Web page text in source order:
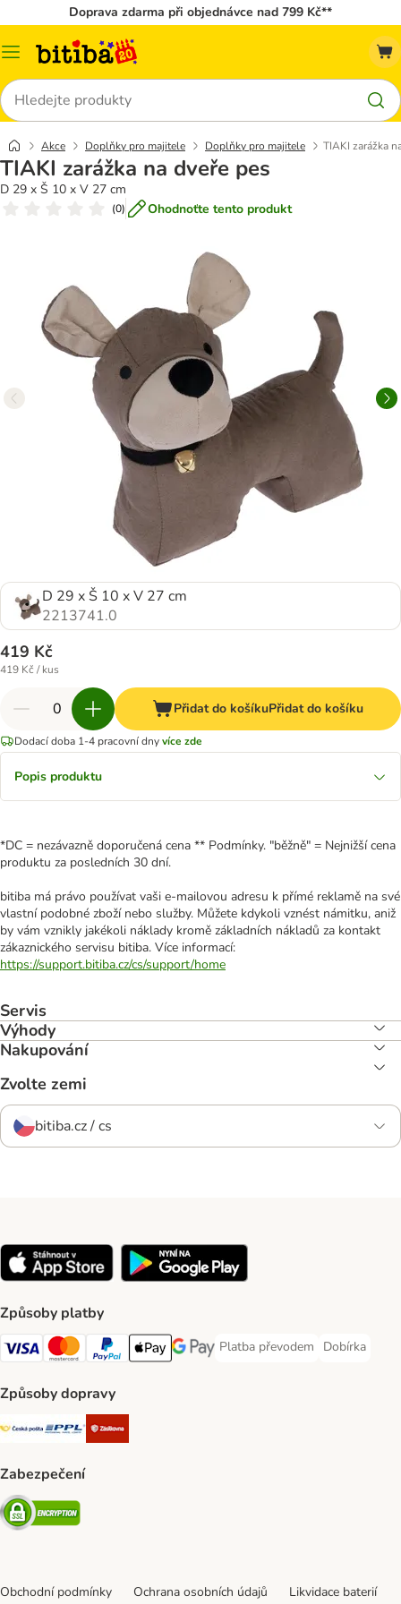
Doprava zdarma při objednávce nad 799 Kč**
Kategorie
Hledat
Akce Doplňky pro majitele Doplňky pro majitele TIAKI zarážka
TIAKI zarážka na dveře pes
D 29 x Š 10 x V 27 cm
(0) Ohodnoťte tento produkt
D 29 x Š 10 x V 27 cm
2213741.0
419 Kč
419 Kč / kus
Přidat do košíkuPřidat do košíku
Dodací doba 1-4 pracovní dnyvíce zde
Popis produktu
*DC = nezávazně doporučená cena ** Podmínky. "běžně" = Nejnižší cena
produktu za posledních 30 dní.
bitiba má právo používat vaši e-mailovou adresu k přímé reklamě na své
vlastní podobné zboží nebo služby. Můžete kdykoli vznést námitku, aniž
by vám vznikly jakékoli náklady kromě základních nákladů za kontakt
zákaznického servisu bitiba. Více informací:
https://support.bitiba.cz/cs/support/home
Servis
Výhody
Nakupování
Zvolte zemi
bitiba.cz / cs
Způsoby platby
Visa Payment Method
mastercard Payment Method
PayPal Payment Method
Apple pay Payment Method
Google Pay Payment Method
Platba převodem
Platba převodem Payment
Dobírka
Dobírka
Způsoby dopravy
Česká pošta Shipping Method
PPL Shipping Method
Zabezpečení
Security
Obchodní podmínky Ochrana osobních údajů Likvidace baterií